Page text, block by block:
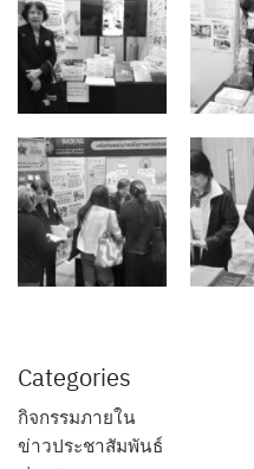
Categories
กิจกรรมภายใน
ข่าวประชาสัมพันธ์